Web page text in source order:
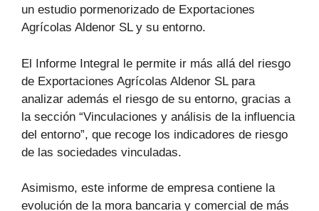
un estudio pormenorizado de Exportaciones
Agrícolas Aldenor SL y su entorno.
El Informe Integral le permite ir más allá del riesgo
de Exportaciones Agrícolas Aldenor SL para
analizar además el riesgo de su entorno, gracias a
la sección “Vinculaciones y análisis de la influencia
del entorno”, que recoge los indicadores de riesgo
de las sociedades vinculadas.
Asimismo, este informe de empresa contiene la
evolución de la mora bancaria y comercial de más